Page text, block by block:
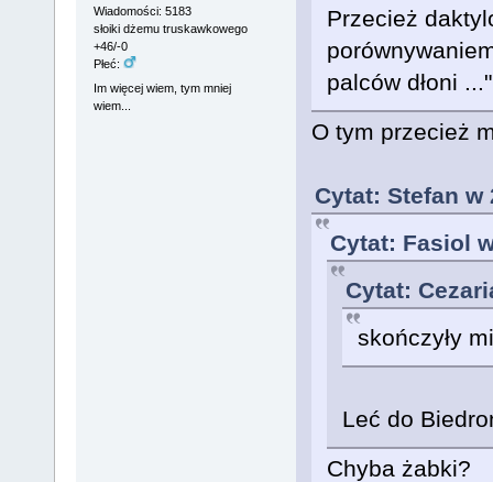
Wiadomości: 5183
słoiki dżemu truskawkowego
+46/-0
Płeć:
Im więcej wiem, tym mniej
wiem...
Przecież
palców dłoni
O tym przecież
Cytat: Stefan w
Cytat: Fasiol
Cytat:
skończyły
Leć do
Chyba żabki?